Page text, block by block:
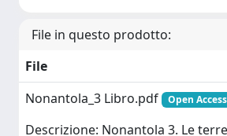
File in questo prodotto:
File
Nonantola_3 Libro.pdf
Open
Descrizione: Nonantola 3. Le